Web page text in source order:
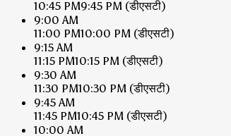
10:45 PM9:45 PM (डीएसटी)
9:00 AM
11:00 PM10:00 PM (डीएसटी)
9:15 AM
11:15 PM10:15 PM (डीएसटी)
9:30 AM
11:30 PM10:30 PM (डीएसटी)
9:45 AM
11:45 PM10:45 PM (डीएसटी)
10:00 AM